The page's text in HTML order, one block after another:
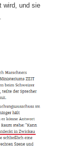
wird, und sie